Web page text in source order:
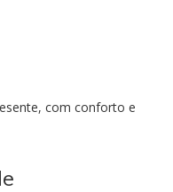
com conforto e